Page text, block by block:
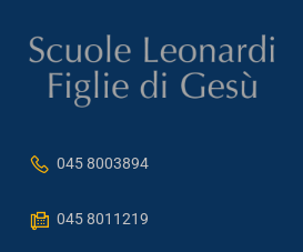
045 8003894
045 8011219